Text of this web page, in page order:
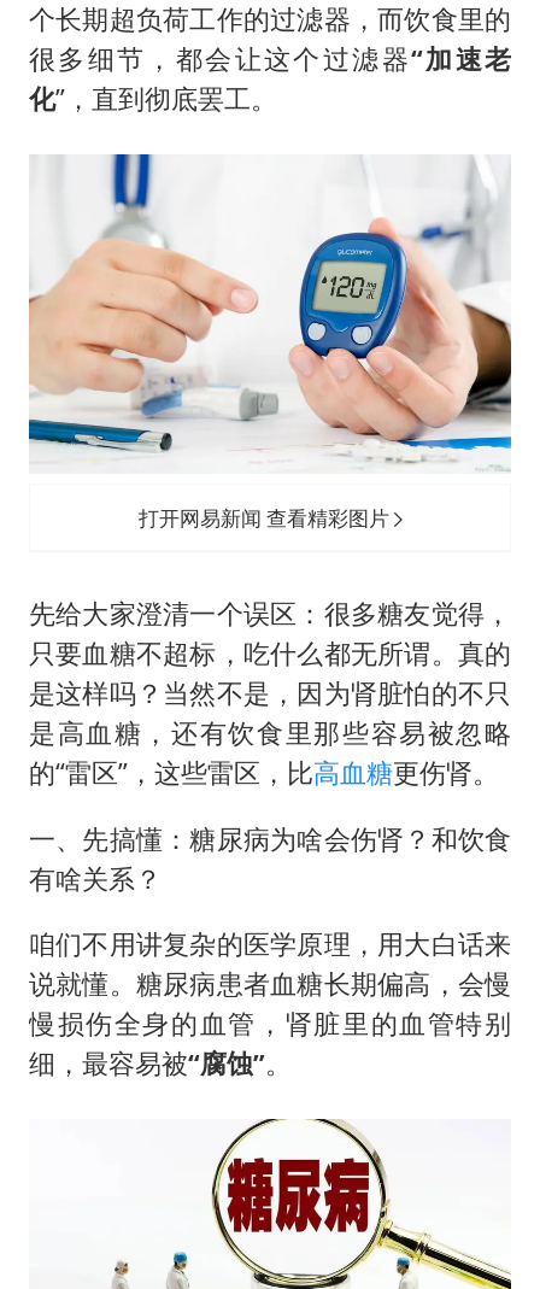
个长期超负荷工作的过滤器，而饮食里的
很多细节，都会让这个过滤器“加速老
化”，直到彻底罢工。
打开网易新闻 查看精彩图片
先给大家澄清一个误区：很多糖友觉得，
只要血糖不超标，吃什么都无所谓。真的
是这样吗？当然不是，因为肾脏怕的不只
是高血糖，还有饮食里那些容易被忽略
的“雷区”，这些雷区，比高血糖更伤肾。
一、先搞懂：糖尿病为啥会伤肾？和饮食
有啥关系？
咱们不用讲复杂的医学原理，用大白话来
说就懂。糖尿病患者血糖长期偏高，会慢
慢损伤全身的血管，肾脏里的血管特别
细，最容易被“腐蚀”。